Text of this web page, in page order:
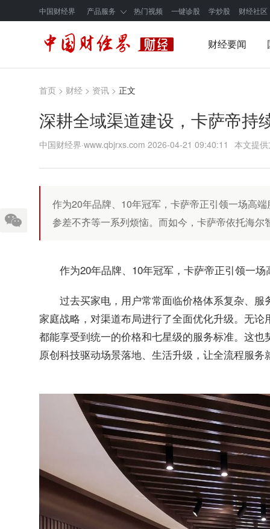
中国财经界 产品服务 热门视频 一键诊股 学炒股 财经社区
财经要闻
首页 > 财经 > 资讯 > 正文
深耕全域渠道建设，卡萨帝持
中国财经界·www.qbjrxs.com 2026-04-21 09:40:11 本文提
作为20年品牌、10年冠军，卡萨帝正引领一场高
参差不齐等一系列烦恼。而如今，卡萨帝依托海
作为20年品牌、10年冠军，卡萨帝正引领一
过去买家电，用户常常面临价格体系复杂、
家庭战略，对渠道布局进行了全面优化升级。无
都能享受到统一的价格和七星级的服务标准。这
原创科技驱动场景落地、生活升级，让全流程服务